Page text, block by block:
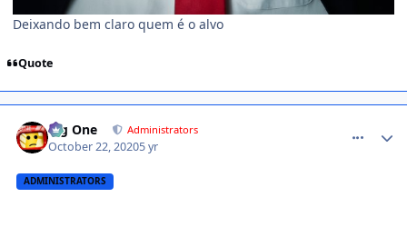
Deixando bem claro quem é o alvo
Quote
Big One Administrators
October 22, 20205 yr
ADMINISTRATORS